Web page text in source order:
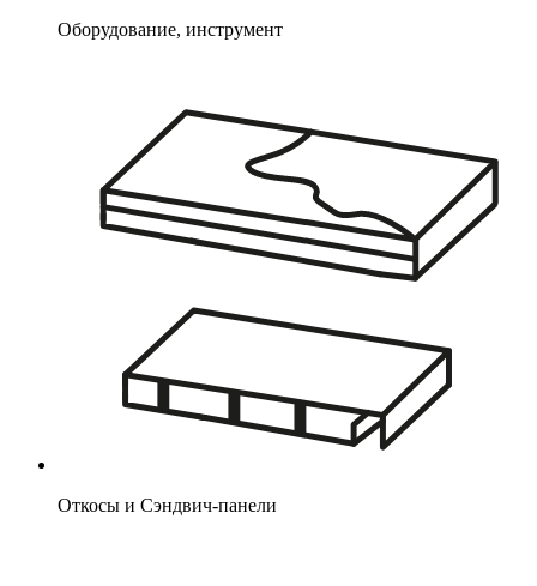
Оборудование, инструмент
Откосы и Сэндвич-панели